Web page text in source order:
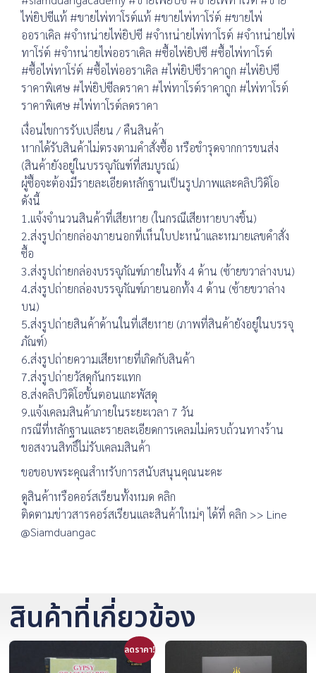
ไพ่ยิปซีแท้ #ขายไพ่ทาโรต์แท้ #ขายไพ่ทาโร่ต์ #ขายไพ่
ออราเคิล #จำหน่ายไพ่ยิปซี #จำหน่ายไพ่ทาโรต์ #จำหน่ายไพ่
ทาโร่ต์ #จำหน่ายไพ่ออราเคิล #ซื้อไพ่ยิปซี #ซื้อไพ่ทาโรต์
#ซื้อไพ่ทาโร่ต์ #ซื้อไพ่ออราเคิล #ไพ่ยิปซีราคาถูก #ไพ่ยิปซี
ราคาพิเศษ #ไพ่ยิปซีลดราคา #ไพ่ทาโรต์ราคาถูก #ไพ่ทาโรต์
ราคาพิเศษ #ไพ่ทาโรต์ลดราคา
เงื่อนไขการรับเปลี่ยน / คืนสินค้า
หากได้รับสินค้าไม่ตรงตามคำสั่งซื้อ หรือชำรุดจากการขนส่ง
(สินค้ายังอยู่ในบรรจุภัณฑ์ที่สมบูรณ์)
ผู้ซื้อจะต้องมีรายละเอียดหลักฐานเป็นรูปภาพและคลิปวิดิโอ
ดังนี้
1.แจ้งจำนวนสินค้าที่เสียหาย (ในกรณีเสียหายบางชิ้น)
2.ส่งรูปถ่ายกล่องภายนอกที่เห็นใบปะหน้าและหมายเลขคำสั่ง
ซื้อ
3.ส่งรูปถ่ายกล่องบรรจุภัณฑ์ภายในทั้ง 4 ด้าน (ซ้ายขวาล่างบน)
4.ส่งรูปถ่ายกล่องบรรจุภัณฑ์ภายนอกทั้ง 4 ด้าน (ซ้ายขวาล่าง
บน)
5.ส่งรูปถ่ายสินค้าด้านในที่เสียหาย (ภาพที่สินค้ายังอยู่ในบรรจุ
ภัณฑ์)
6.ส่งรูปถ่ายความเสียหายที่เกิดกับสินค้า
7.ส่งรูปถ่ายวัสดุกันกระแทก
8.ส่งคลิปวิดิโอขั้นตอนแกะพัสดุ
9.แจ้งเคลมสินค้าภายในระยะเวลา 7 วัน
กรณีที่หลักฐานและรายละเอียดการเคลมไม่ครบถ้วนทางร้าน
ขอสงวนสิทธิ์ไม่รับเคลมสินค้า
ขอขอบพระคุณสำหรับการสนับสนุนคุณนะคะ
ดูสินค้าหรือคอร์สเรียนทั้งหมด คลิก
ติดตามข่าวสารคอร์สเรียนและสินค้าใหม่ๆ ได้ที่ คลิก >> Line
@Siamduangac
สินค้าที่เกี่ยวข้อง
ลดราคา!